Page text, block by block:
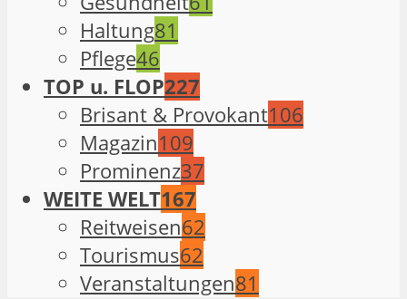
Haltung81
Pflege46
TOP u. FLOP227
Brisant & Provokant106
Magazin109
Prominenz37
WEITE WELT167
Reitweisen62
Tourismus62
Veranstaltungen81